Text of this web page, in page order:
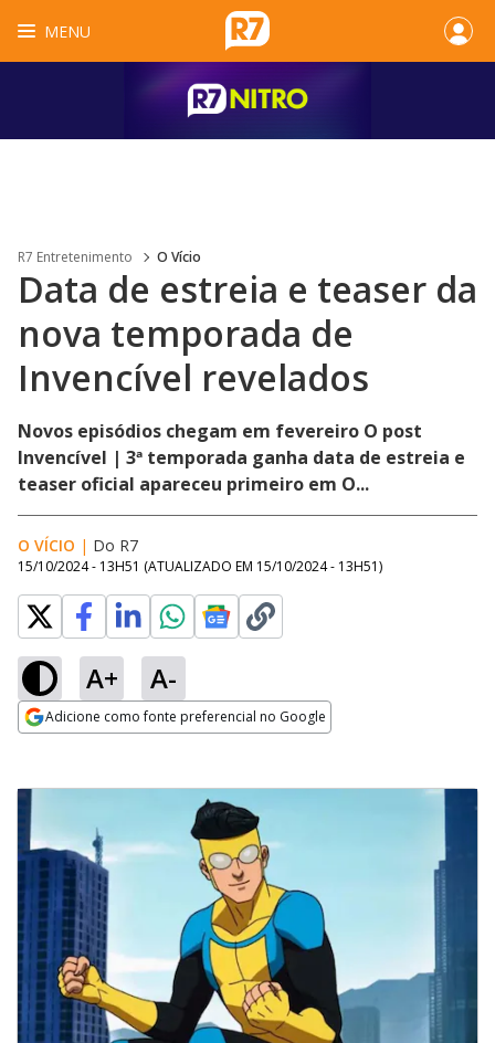
MENU
R7 Entretenimento O Vício
Data de estreia e teaser da
nova temporada de
Invencível revelados
Novos episódios chegam em fevereiro O post
Invencível | 3ª temporada ganha data de estreia e
teaser oficial apareceu primeiro em O...
O VÍCIO | Do R7
15/10/2024 - 13H51 (ATUALIZADO EM 15/10/2024 - 13H51)
A+ A-
Adicione como fonte preferencial no Google